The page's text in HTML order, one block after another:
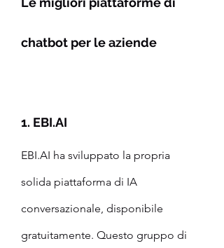
chatbot per le aziende
1. EBI.AI
EBI.AI ha sviluppato la propria
solida piattaforma di IA
conversazionale, disponibile
gratuitamente. Questo gruppo di